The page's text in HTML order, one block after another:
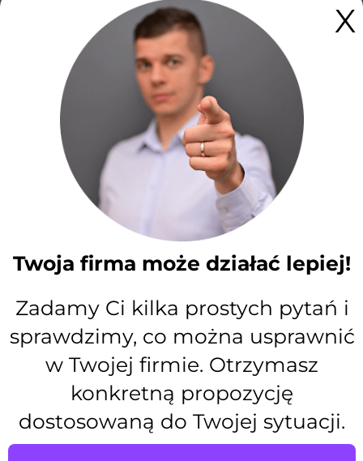
Twoja firma w Tarnowskich
Górach może działać lepiej.
Umów konsultację!
Umów bezpłatną 15-minutową konsultację.
Opowiesz o swojej sytuacji — powiemy
wprost, czy i jak możemy pomóc.
Często zadawane pytania o
doradztwo biznesowe w
Tarnowskich Górach
X
Twoja firma może działać lepiej!
Zadamy Ci kilka prostych pytań i
sprawdzimy, co można usprawnić
w Twojej firmie. Otrzymasz
konkretną propozycję
dostosowaną do Twojej sytuacji.